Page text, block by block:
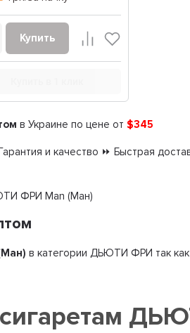
Купить
в Украине по цене от$345
и качество ⏩ Быстрая
ФРИ Man (Ман)
в категории ДЬЮТИ ФРИ так